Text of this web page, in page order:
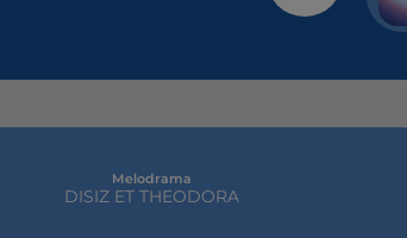
Melodrama
DISIZ ET THEODORA